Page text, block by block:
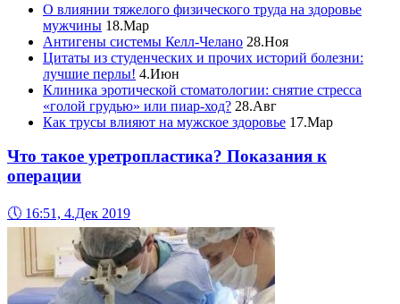
О влиянии тяжелого физического труда на здоровье
мужчины 18.Мар
Антигены системы Келл-Челано 28.Ноя
Цитаты из студенческих и прочих историй болезни:
лучшие перлы! 4.Июн
Клиника эротической стоматологии: снятие стресса
«голой грудью» или пиар-ход? 28.Авг
Как трусы влияют на мужское здоровье 17.Мар
Что такое уретропластика? Показания к
операции
🕔 16:51, 4.Дек 2019